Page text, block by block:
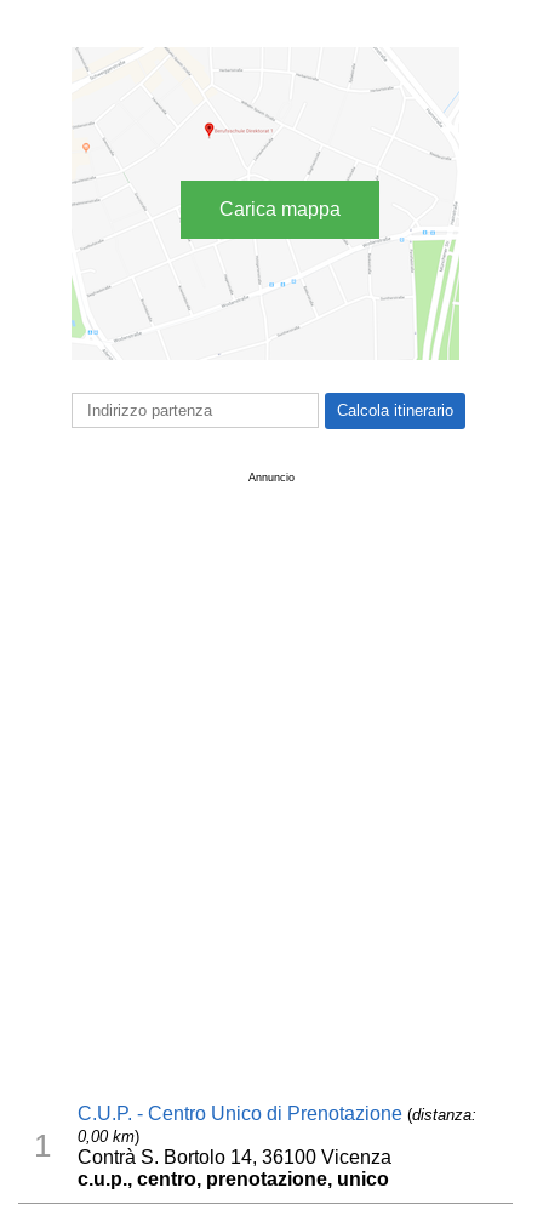
Carica mappa
Annuncio
1
C.U.P. - Centro Unico di Prenotazione (distanza:
0,00 km)
Contrà S. Bortolo 14, 36100 Vicenza
c.u.p., centro, prenotazione, unico